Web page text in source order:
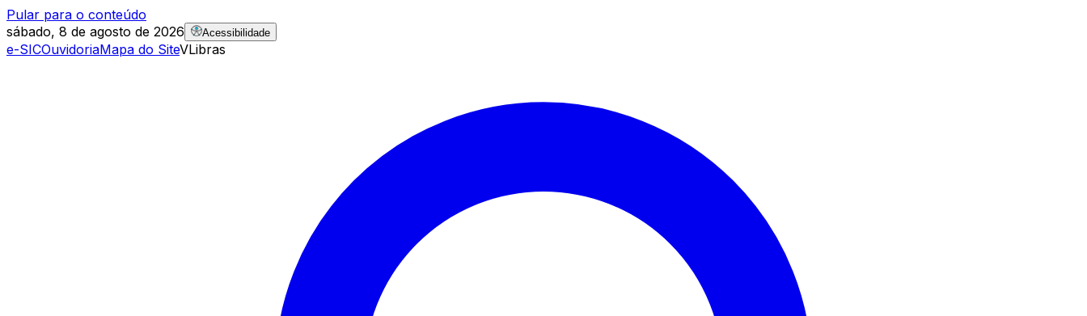
Pular para o conteúdo
sábado, 8 de agosto de 2026
Acessibilidade
e-SICOuvidoriaMapa do SiteVLibras